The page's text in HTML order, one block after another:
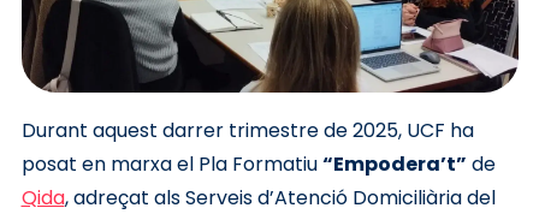
Durant aquest darrer trimestre de 2025, UCF ha
posat en marxa el Pla Formatiu“Empodera’t” de
Qida, adreçat als Serveis d’Atenció Domiciliària del